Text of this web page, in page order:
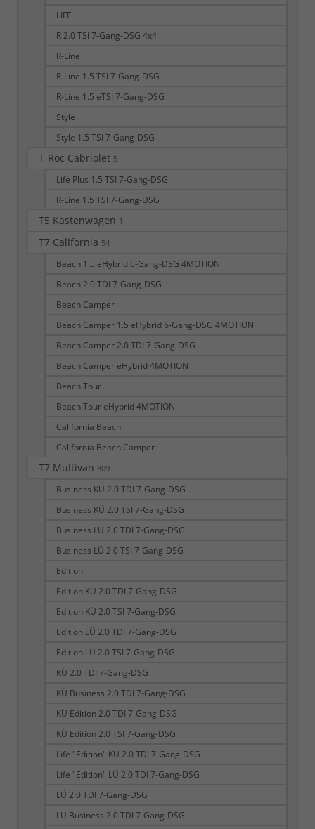
LIFE
R 2.0 TSI 7-Gang-DSG 4x4
R-Line
R-Line 1.5 TSI 7-Gang-DSG
R-Line 1.5 eTSI 7-Gang-DSG
Style
Style 1.5 TSI 7-Gang-DSG
T-Roc Cabriolet 5
Life Plus 1.5 TSI 7-Gang-DSG
R-Line 1.5 TSI 7-Gang-DSG
T5 Kastenwagen 1
T7 California 54
Beach 1.5 eHybrid 6-Gang-DSG 4MOTION
Beach 2.0 TDI 7-Gang-DSG
Beach Camper
Beach Camper 1.5 eHybrid 6-Gang-DSG 4MOTION
Beach Camper 2.0 TDI 7-Gang-DSG
Beach Camper eHybrid 4MOTION
Beach Tour
Beach Tour eHybrid 4MOTION
California Beach
California Beach Camper
T7 Multivan 309
Business KÜ 2.0 TDI 7-Gang-DSG
Business KÜ 2.0 TSI 7-Gang-DSG
Business LÜ 2.0 TDI 7-Gang-DSG
Business LÜ 2.0 TSI 7-Gang-DSG
Edition
Edition KÜ 2.0 TDI 7-Gang-DSG
Edition KÜ 2.0 TSI 7-Gang-DSG
Edition LÜ 2.0 TDI 7-Gang-DSG
Edition LÜ 2.0 TSI 7-Gang-DSG
KÜ 2.0 TDI 7-Gang-DSG
KÜ Business 2.0 TDI 7-Gang-DSG
KÜ Edition 2.0 TDI 7-Gang-DSG
KÜ Edition 2.0 TSI 7-Gang-DSG
Life "Edition" KÜ 2.0 TDI 7-Gang-DSG
Life "Edition" LÜ 2.0 TDI 7-Gang-DSG
LÜ 2.0 TDI 7-Gang-DSG
LÜ Business 2.0 TDI 7-Gang-DSG